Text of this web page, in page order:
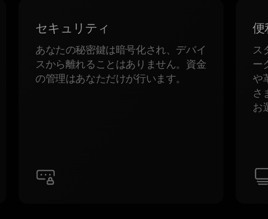
セキュリティ
あなたの秘密鍵は暗号化され、デバイ
スから離れることはありません。資金
の管理はあなただけが行います。
便
ス
ー
や
さ
お